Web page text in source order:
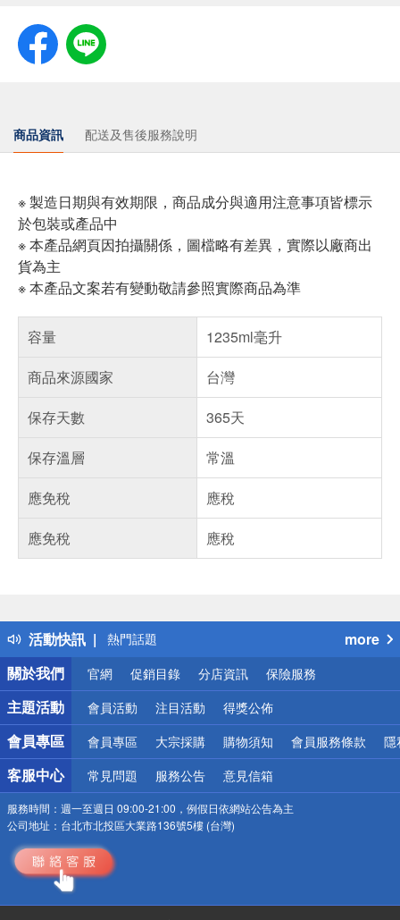
商品資訊 配送及售後服務說明
※ 製造日期與有效期限，商品成分與適用注意事項皆標示
於包裝或產品中
※ 本產品網頁因拍攝關係，圖檔略有差異，實際以廠商出
貨為主
※ 本產品文案若有變動敬請參照實際商品為準
容量
1235ml毫升
商品來源國家
台灣
保存天數
365天
保存溫層
常溫
應免稅
應稅
應免稅
應稅
活動快訊
得獎公告
熱門話題
銀行優惠
偏遠地區配送
詐騙網頁！請小心！
more
關於我們
官網 促銷目錄 分店資訊 保險服務
主題活動 會員活動 注目活動 得獎公佈
會員專區 會員專區 大宗採購 購物須知 會員服務條款 隱
客服中心 常見問題 服務公告 意見信箱
服務時間： 週一至週日 09:00-21:00，例假日依網站公告為主
公司地址： 台北市北投區大業路136號5樓 (台灣)